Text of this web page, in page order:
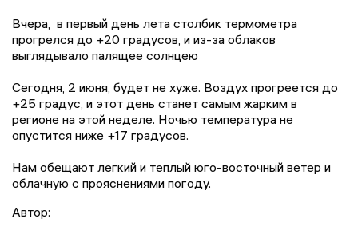
Вчера, в первый день лета столбик термометра
прогрелся до +20 градусов, и из-за облаков
выглядывало палящее солнцею
Сегодня, 2 июня, будет не хуже. Воздух прогреется до
+25 градус, и этот день станет самым жарким в
регионе на этой неделе. Ночью температура не
опустится ниже +17 градусов.
Нам обещают легкий и теплый юго-восточный ветер и
облачную с прояснениями погоду.
Автор: